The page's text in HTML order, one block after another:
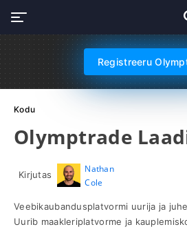
Registreeru
Kodu
Olymptrade
Kirjutas
Nathan
Cole
Veebikaubandusplatvormi uurija ja
Uurib maakleriplatvorme ja